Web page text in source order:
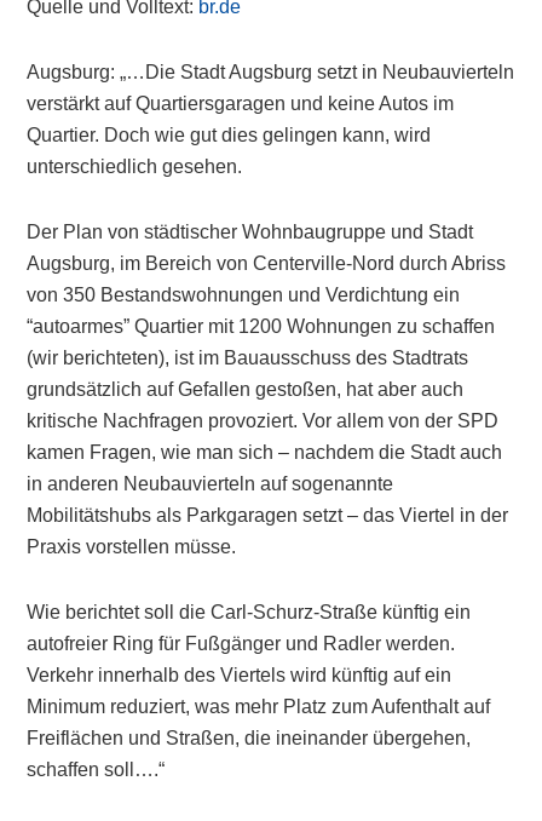
Quelle und Volltext: br.de
Augsburg: „…Die Stadt Augsburg setzt in Neubauvierteln
verstärkt auf Quartiersgaragen und keine Autos im
Quartier. Doch wie gut dies gelingen kann, wird
unterschiedlich gesehen.
Der Plan von städtischer Wohnbaugruppe und Stadt
Augsburg, im Bereich von Centerville-Nord durch Abriss
von 350 Bestandswohnungen und Verdichtung ein
“autoarmes” Quartier mit 1200 Wohnungen zu schaffen
(wir berichteten), ist im Bauausschuss des Stadtrats
grundsätzlich auf Gefallen gestoßen, hat aber auch
kritische Nachfragen provoziert. Vor allem von der SPD
kamen Fragen, wie man sich – nachdem die Stadt auch
in anderen Neubauvierteln auf sogenannte
Mobilitätshubs als Parkgaragen setzt – das Viertel in der
Praxis vorstellen müsse.
Wie berichtet soll die Carl-Schurz-Straße künftig ein
autofreier Ring für Fußgänger und Radler werden.
Verkehr innerhalb des Viertels wird künftig auf ein
Minimum reduziert, was mehr Platz zum Aufenthalt auf
Freiflächen und Straßen, die ineinander übergehen,
schaffen soll….“